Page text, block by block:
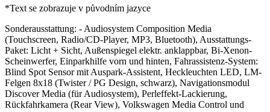
*Text se zobrazuje v původním jazyce
Sonderausstattung: - Audiosystem Composition Media
(Touchscreen, Radio/CD-Player, MP3, Bluetooth), Ausstattungs-
Paket: Licht + Sicht, Außenspiegel elektr. anklappbar, Bi-Xenon-
Scheinwerfer, Einparkhilfe vorn und hinten, Fahrassistenz-System:
Blind Spot Sensor mit Auspark-Assistent, Heckleuchten LED, LM-
Felgen 8x18 (Twister / PG Design, schwarz), Navigationsmodul
Discover Media (für Audiosystem), Perleffekt-Lackierung,
Rückfahrkamera (Rear View), Volkswagen Media Control und